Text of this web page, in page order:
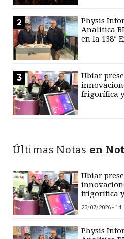
2
Physis
Analítica
en la 138ª
3
Ubiar
frigorífica
Últimas Notas en
Ubiar
frigorífica
23/07/2026 -
Physis